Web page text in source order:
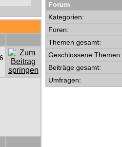
Forum
Kategorien:
Foren:
Themen gesamt:
Geschlossene Themen:
Beiträge gesamt:
Umfragen: